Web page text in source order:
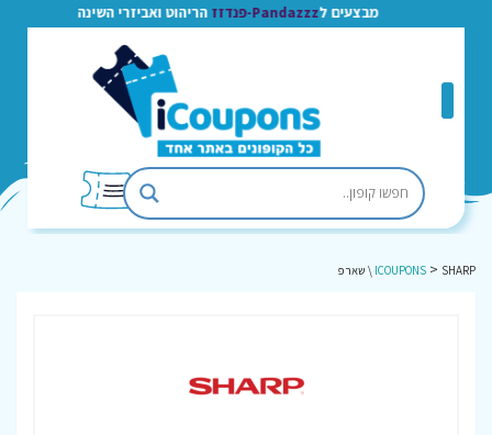
מבצעים ל Pandazzz-פנדזז הריהוט ואביזרי השינה
ICOUPONS > SHARP \ שארפ